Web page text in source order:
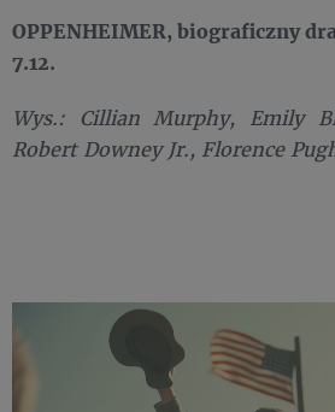
OPPENHEIMER, biograficzny
7.12.
Wys.: Cillian Murphy, Emily
Robert Downey Jr., Florence